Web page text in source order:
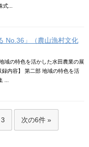
...
No.36」（農山漁村文化
域の特色を活かした水田農業の展
内容】 第二部 地域の特色を活
...
3 次の6件 »